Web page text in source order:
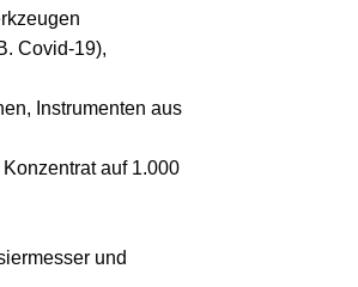
Covid-19),
Instrumenten aus
auf 1.000
und